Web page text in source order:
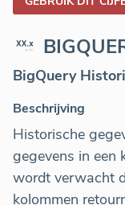
BigQuery
Beschrijving
Historische
gegevens in een
wordt verwacht
kolommen